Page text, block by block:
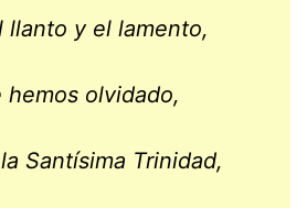
llanto y el lamento,
olvidado,
Santísima Trinidad,